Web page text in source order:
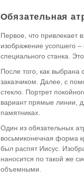
Обязательная
Первое, что привлекает
изображение усопшего
специального станка.
После того, как
заказчиком. Далее, с
стекло. Портрет
вариант прямые линии,
памятниках.
Один из обязательных
восьмиконечная форма
был распят Иисус.
наносится по такой же
объемными.